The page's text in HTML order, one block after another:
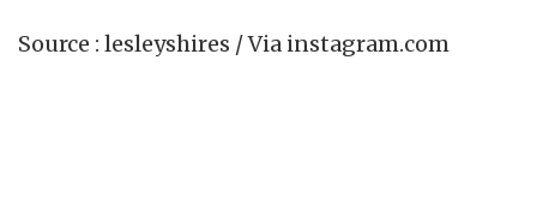
Source : lesleyshires / Via instagram.com